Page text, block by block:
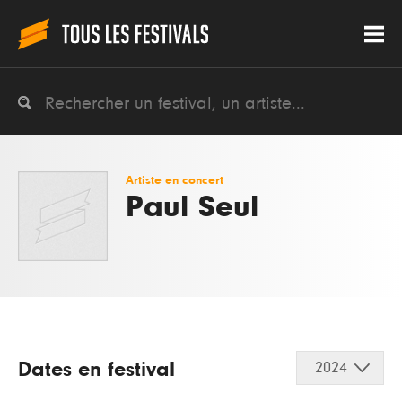
Artiste en concert
Paul Seul
Dates en festival 2024